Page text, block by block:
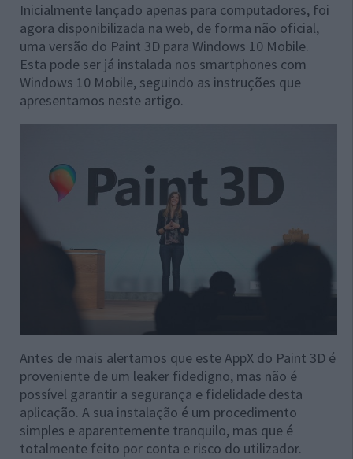
Inicialmente lançado apenas para computadores, foi
agora disponibilizada na web, de forma não oficial,
uma versão do Paint 3D para Windows 10 Mobile.
Esta pode ser já instalada nos smartphones com
Windows 10 Mobile, seguindo as instruções que
apresentamos neste artigo.
Antes de mais alertamos que este AppX do Paint 3D é
proveniente de um leaker fidedigno, mas não é
possível garantir a segurança e fidelidade desta
aplicação. A sua instalação é um procedimento
simples e aparentemente tranquilo, mas que é
totalmente feito por conta e risco do utilizador.